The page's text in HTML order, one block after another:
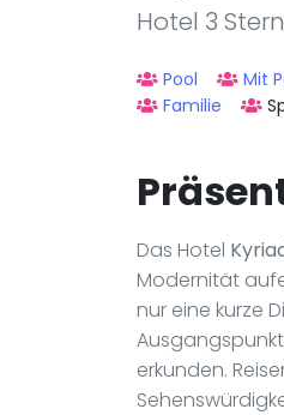
Hotel 3
Pool Mit
Familie
Das Hotel
Modernität
nur eine kurze
erkunden.